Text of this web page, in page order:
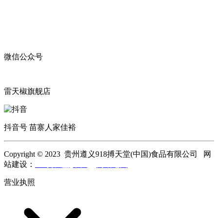
微信公众号
雷天椒旗舰店
抖音号 苗寨人家佳裕
Copyright © 2023 贵州遵义918搏天堂(中国)食品有限公司 网
站建设：
营业执照